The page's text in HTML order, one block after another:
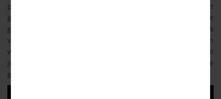
puzzelen en de ander ziet enorm op tegen deze klus. Het
grootste deel van de Nederlanders behoort tot de laatste
groep. Daarom hebben wij een gemakkelijk energie vergelijk
voor je gemaakt. Je kunt via de energie vergelijker snel zien
wat je zou betalen bij de diverse energieleveranciers. En wil
je overstappen? Dan helpen we je daarbij (
). Zo kun je
gemakkelijk besparen op je energiekosten.